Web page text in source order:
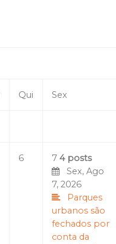
Qui Sex
6 7 4 posts
Sex, Ago
7, 2026
Parques
urbanos são
fechados por
conta da